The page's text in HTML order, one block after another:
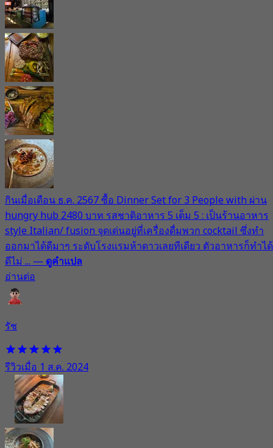
กินเมื่อเดือน ธ.ค. 2567 ซื้อ Dinner Set for 3 People with ผ่าน
hungry hub 2480 บาท รสชาติอาหาร 5 เต็ม 5 : เป็นร้านอาหาร
style Italian/ fusion จุดเด่นอยู่ที่เครื่องดื่มพวก cocktail ซึ่งทำ
ออกมาได้ดีมาๆ ระดับโรงแรมห้าดาวเลยทีเดียว ตัวอาหารก็ทำได้
ดีไม่ ...—ดูคำแปล
อ่านต่อ
รัช
รีวิวเมื่อ 1 ส.ค. 2024